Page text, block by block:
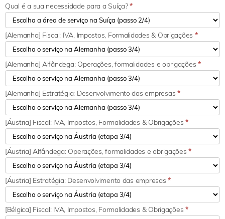
Qual é a sua necessidade para a Suíça?*
[Alemanha] Fiscal: IVA, Impostos, Formalidades & Obrigações *
[Alemanha] Alfândega: Operações, formalidades e obrigações*
[Alemanha] Estratégia: Desenvolvimento das empresas *
[Áustria] Fiscal: IVA, Impostos, Formalidades & Obrigações*
[Áustria] Alfândega: Operações, formalidades e obrigações*
[Áustria] Estratégia: Desenvolvimento das empresas*
[Bélgica] Fiscal: IVA, Impostos, Formalidades & Obrigações*